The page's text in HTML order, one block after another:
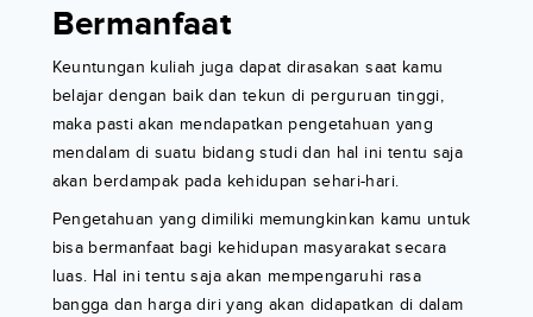
Bermanfaat
Keuntungan kuliah juga dapat dirasakan saat kamu
belajar dengan baik dan tekun di perguruan tinggi,
maka pasti akan mendapatkan pengetahuan yang
mendalam di suatu bidang studi dan hal ini tentu saja
akan berdampak pada kehidupan sehari-hari.
Pengetahuan yang dimiliki memungkinkan kamu untuk
bisa bermanfaat bagi kehidupan masyarakat secara
luas. Hal ini tentu saja akan mempengaruhi rasa
bangga dan harga diri yang akan didapatkan di dalam